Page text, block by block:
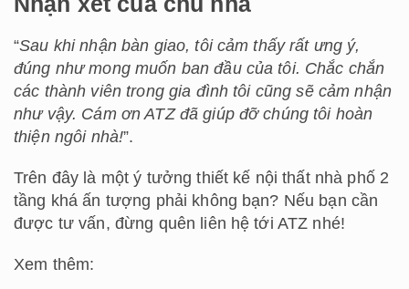
“Sau khi nhận bàn giao, tôi cảm thấy rất ưng ý,
đúng như mong muốn ban đầu của tôi. Chắc chắn
các thành viên trong gia đình tôi cũng sẽ cảm nhận
như vậy. Cám ơn ATZ đã giúp đỡ chúng tôi hoàn
thiện ngôi nhà!”.
Trên đây là một ý tưởng thiết kế nội thất nhà phố 2
tầng khá ấn tượng phải không bạn? Nếu bạn cần
được tư vấn, đừng quên liên hệ tới ATZ nhé!
Xem thêm: